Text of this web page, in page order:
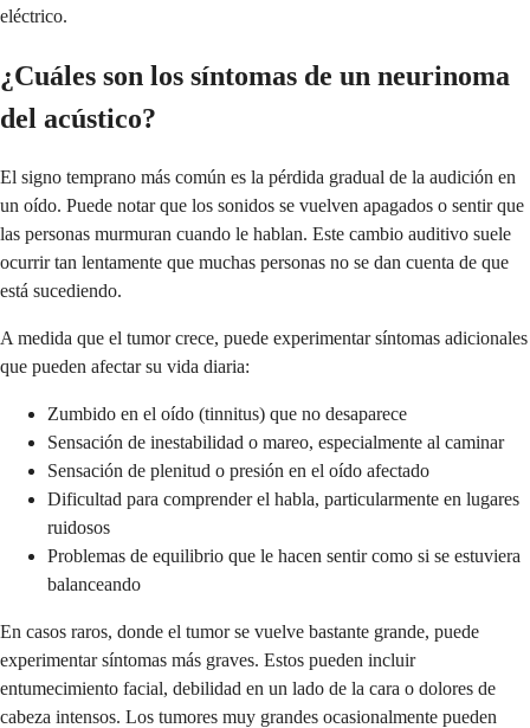
eléctrico.
¿Cuáles son los síntomas de un neurinoma
del acústico?
El signo temprano más común es la pérdida gradual de la audición en
un oído. Puede notar que los sonidos se vuelven apagados o sentir que
las personas murmuran cuando le hablan. Este cambio auditivo suele
ocurrir tan lentamente que muchas personas no se dan cuenta de que
está sucediendo.
A medida que el tumor crece, puede experimentar síntomas adicionales
que pueden afectar su vida diaria:
Zumbido en el oído (tinnitus) que no desaparece
Sensación de inestabilidad o mareo, especialmente al caminar
Sensación de plenitud o presión en el oído afectado
Dificultad para comprender el habla, particularmente en lugares
ruidosos
Problemas de equilibrio que le hacen sentir como si se estuviera
balanceando
En casos raros, donde el tumor se vuelve bastante grande, puede
experimentar síntomas más graves. Estos pueden incluir
entumecimiento facial, debilidad en un lado de la cara o dolores de
cabeza intensos. Los tumores muy grandes ocasionalmente pueden